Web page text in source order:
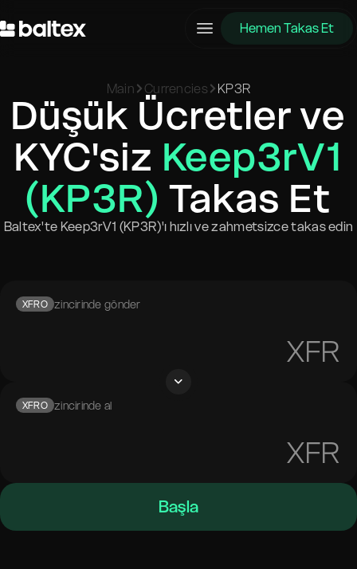
Hemen Takas Et
Main Currencies KP3R
Düşük Ücretler ve
KYC'siz Keep3rV1
(KP3R) Takas Et
Baltex'te Keep3rV1 (KP3R)'ı hızlı ve zahmetsizce takas edin
XFRO zincirinde gönder
XFR
XFRO zincirinde al
XFR
Başla